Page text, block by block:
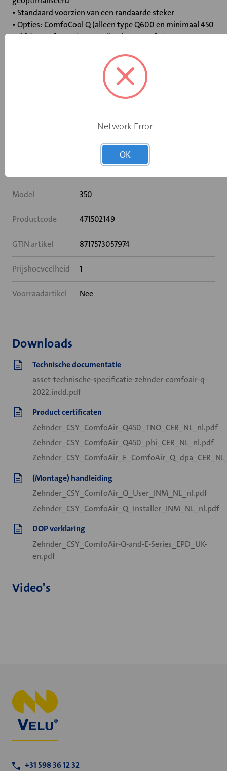
• Standaard voorzien van een randaarde steker
• Opties: ComfoCool Q (alleen type Q600 en minimaal 450
m³/h), ComfoFond-L Q en Filterbox 150 of 180
Model 350
Productcode 471502149
GTIN artikel 8717573057974
Prijshoeveelheid 1
Voorraadartikel Nee
Downloads
Technische documentatie
asset-technische-specificatie-zehnder-comfoair-q-
2022.indd.pdf
Product certificaten
Zehnder_CSY_ComfoAir_Q450_TNO_CER_NL_nl.pdf
Zehnder_CSY_ComfoAir_Q450_phi_CER_NL_nl.pdf
(Montage) handleiding
Zehnder_CSY_ComfoAir_Q_User_INM_NL_nl.pdf
Zehnder_CSY_ComfoAir_Q_Installer_INM_NL_nl.pdf
DOP verklaring
Zehnder_CSY_ComfoAir-Q-and-E-Series_EPD_UK-
en.pdf
Video's
+31 598 36 12 32
Network Error
OK